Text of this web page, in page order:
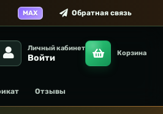
MAX Обратная связь
Личный кабинет
Войти Корзина
Отзывы